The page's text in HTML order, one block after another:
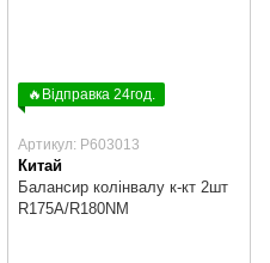
🔥Відправка 24год.
Артикул: P603013
Китай
Балансир колінвалу к-кт 2шт
R175A/R180NM